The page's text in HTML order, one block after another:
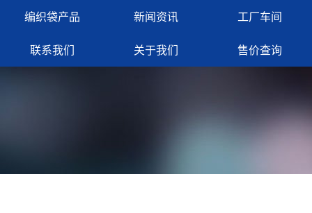
编织袋产品 新闻资讯 工厂车间
联系我们 关于我们 售价查询